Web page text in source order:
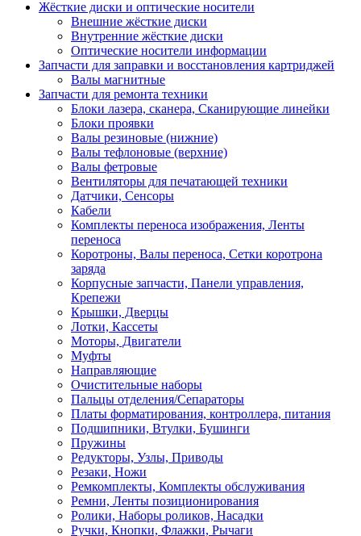
Жёсткие диски и оптические носители
Внешние жёсткие диски
Внутренние жёсткие диски
Оптические носители информации
Запчасти для заправки и восстановления картриджей
Валы магнитные
Запчасти для ремонта техники
Блоки лазера, сканера, Сканирующие линейки
Блоки проявки
Валы резиновые (нижние)
Валы тефлоновые (верхние)
Валы фетровые
Вентиляторы для печатающей техники
Датчики, Сенсоры
Кабели
Комплекты переноса изображения, Ленты
переноса
Коротроны, Валы переноса, Сетки коротрона
заряда
Корпусные запчасти, Панели управления,
Крепежи
Крышки, Дверцы
Лотки, Кассеты
Моторы, Двигатели
Муфты
Направляющие
Очистительные наборы
Пальцы отделения/Сепараторы
Платы форматирования, контроллера, питания
Подшипники, Втулки, Бушинги
Пружины
Редукторы, Узлы, Приводы
Резаки, Ножи
Ремкомплекты, Комплекты обслуживания
Ремни, Ленты позиционирования
Ролики, Наборы роликов, Насадки
Ручки, Кнопки, Флажки, Рычаги